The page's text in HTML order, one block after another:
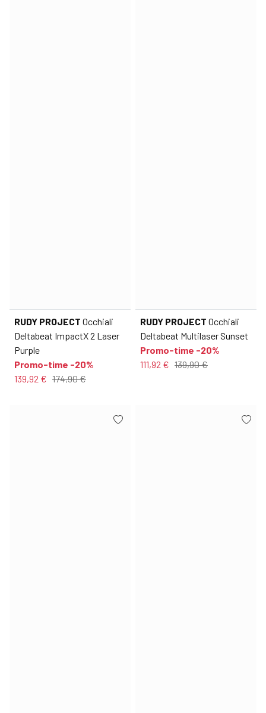
RUDY PROJECT Occhiali
Deltabeat ImpactX 2 Laser
Purple
Promo-time -20%
139,92 € 174,90 €
RUDY PROJECT Occhiali
Deltabeat Multilaser Sunset
Promo-time -20%
111,92 € 139,90 €